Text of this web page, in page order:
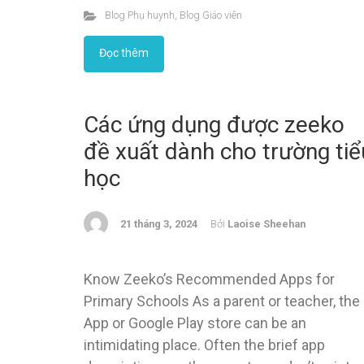
Blog Phụ huynh, Blog Giáo viên
Đọc thêm
Các ứng dụng được zeeko
đề xuất dành cho trường
học
21 tháng 3, 2024 Bởi Laoise Sheehan
Know Zeeko’s Recommended Apps for
Primary Schools As a parent or teacher, the
App or Google Play store can be an
intimidating place. Often the brief app